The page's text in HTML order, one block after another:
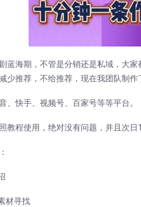
蓝海期，不管是分销还是私域，大
少推荐，不给推荐，现在我团队制作
、快手、视频号、百家号等等平台。
教程使用，绝对没有问题，并且次日
材寻找